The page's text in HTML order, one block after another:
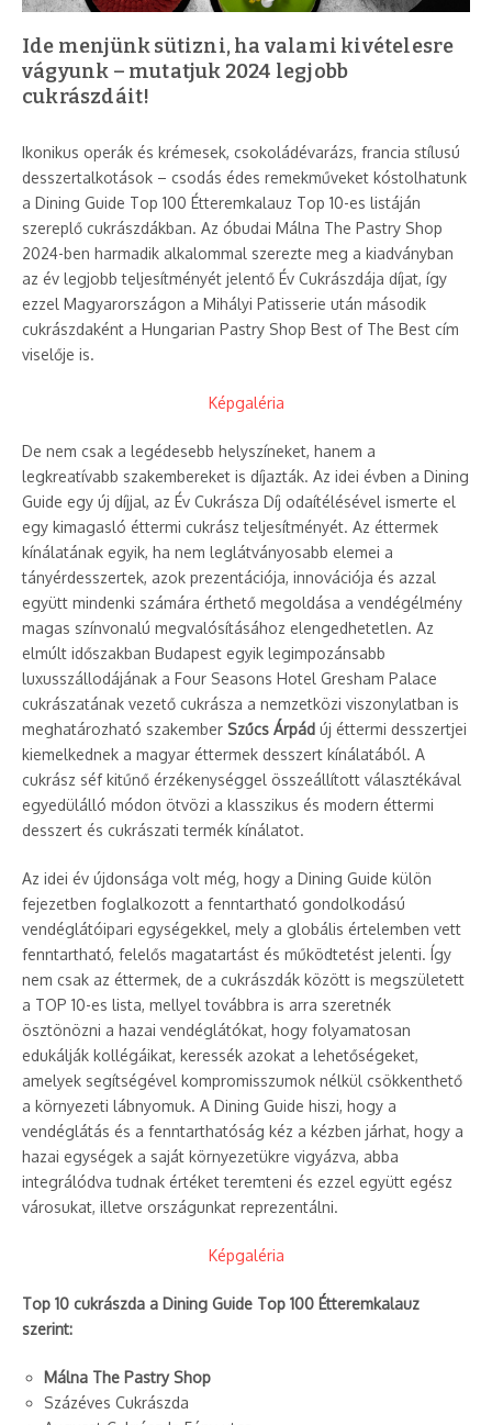
Ide menjünk sütizni, ha valami kivételesre
vágyunk – mutatjuk 2024 legjobb
cukrászdáit!
Ikonikus operák és krémesek, csokoládévarázs, francia stílusú
desszertalkotások – csodás édes remekműveket kóstolhatunk
a Dining Guide Top 100 Étteremkalauz Top 10-es listáján
szereplő cukrászdákban. Az óbudai Málna The Pastry Shop
2024-ben harmadik alkalommal szerezte meg a kiadványban
az év legjobb teljesítményét jelentő Év Cukrászdája díjat, így
ezzel Magyarországon a Mihályi Patisserie után második
cukrászdaként a Hungarian Pastry Shop Best of The Best cím
viselője is.
Képgaléria
De nem csak a legédesebb helyszíneket, hanem a
legkreatívabb szakembereket is díjazták. Az idei évben a Dining
Guide egy új díjjal, az Év Cukrásza Díj odaítélésével ismerte el
egy kimagasló éttermi cukrász teljesítményét. Az éttermek
kínálatának egyik, ha nem leglátványosabb elemei a
tányérdesszertek, azok prezentációja, innovációja és azzal
együtt mindenki számára érthető megoldása a vendégélmény
magas színvonalú megvalósításához elengedhetetlen. Az
elmúlt időszakban Budapest egyik legimpozánsabb
luxusszállodájának a Four Seasons Hotel Gresham Palace
cukrászatának vezető cukrásza a nemzetközi viszonylatban is
meghatározható szakember Szűcs Árpád új éttermi desszertjei
kiemelkednek a magyar éttermek desszert kínálatából. A
cukrász séf kitűnő érzékenységgel összeállított választékával
egyedülálló módon ötvözi a klasszikus és modern éttermi
desszert és cukrászati termék kínálatot.
Az idei év újdonsága volt még, hogy a Dining Guide külön
fejezetben foglalkozott a fenntartható gondolkodású
vendéglátóipari egységekkel, mely a globális értelemben vett
fenntartható, felelős magatartást és működtetést jelenti. Így
nem csak az éttermek, de a cukrászdák között is megszületett
a TOP 10-es lista, mellyel továbbra is arra szeretnék
ösztönözni a hazai vendéglátókat, hogy folyamatosan
edukálják kollégáikat, keressék azokat a lehetőségeket,
amelyek segítségével kompromisszumok nélkül csökkenthető
a környezeti lábnyomuk. A Dining Guide hiszi, hogy a
vendéglátás és a fenntarthatóság kéz a kézben járhat, hogy a
hazai egységek a saját környezetükre vigyázva, abba
integrálódva tudnak értéket teremteni és ezzel együtt egész
városukat, illetve országunkat reprezentálni.
Képgaléria
Top 10 cukrászda a Dining Guide Top 100 Étteremkalauz
szerint:
Málna The Pastry Shop
Százéves Cukrászda